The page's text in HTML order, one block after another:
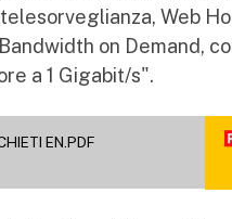
Web
on Demand,
a 1 Gigabit/s".
EN.PDF